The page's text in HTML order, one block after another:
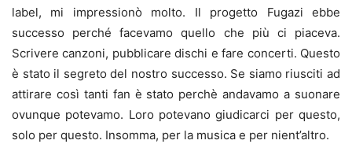
label, mi impressionò molto. Il progetto Fugazi ebbe
successo perché facevamo quello che più ci piaceva.
Scrivere canzoni, pubblicare dischi e fare concerti. Questo
è stato il segreto del nostro successo. Se siamo riusciti ad
attirare così tanti fan è stato perchè andavamo a suonare
ovunque potevamo. Loro potevano giudicarci per questo,
solo per questo. Insomma, per la musica e per nient’altro.